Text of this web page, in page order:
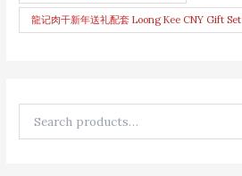
龍记肉干新年送礼配套 Loong Kee CNY Gift Set